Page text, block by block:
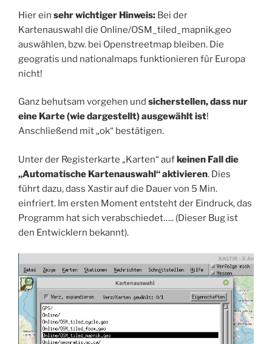
Hier ein sehr wichtiger Hinweis: Bei der
Kartenauswahl die Online/OSM_tiled_mapnik.geo
auswählen, bzw. bei Openstreetmap bleiben. Die
geogratis und nationalmaps funktionieren für Europa
nicht!
Ganz behutsam vorgehen und sicherstellen, dass nur
eine Karte (wie dargestellt) ausgewählt ist!
Anschließend mit „ok“ bestätigen.
Unter der Registerkarte „Karten“ aufkeinen Fall die
„Automatische Kartenauswahl“ aktivieren. Dies
führt dazu, dass Xastir auf die Dauer von 5 Min.
einfriert. Im ersten Moment entsteht der Eindruck, das
Programm hat sich verabschiedet….. (Dieser Bug ist
den Entwicklern bekannt).